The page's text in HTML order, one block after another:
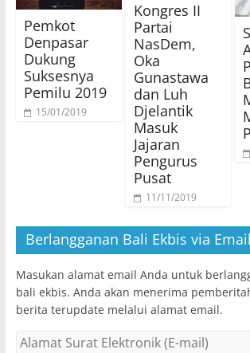
Pemkot
Denpasar
Dukung
Suksesnya
Pemilu 2019
15/01/2019
Kongres II
Partai
NasDem,
Oka
Gunastawa
dan Luh
Djelantik
Masuk
Jajaran
Pengurus
Pusat
11/11/2019
Berlangganan Bali Ekbis via Email
Masukan alamat email Anda untuk
bali ekbis. Anda akan menerima
berita terupdate melalui alamat email.
Alamat